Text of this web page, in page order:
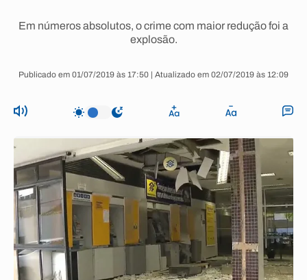
Em números absolutos, o crime com maior redução foi a
explosão.
Publicado em 01/07/2019 às 17:50 | Atualizado em 02/07/2019 às 12:09